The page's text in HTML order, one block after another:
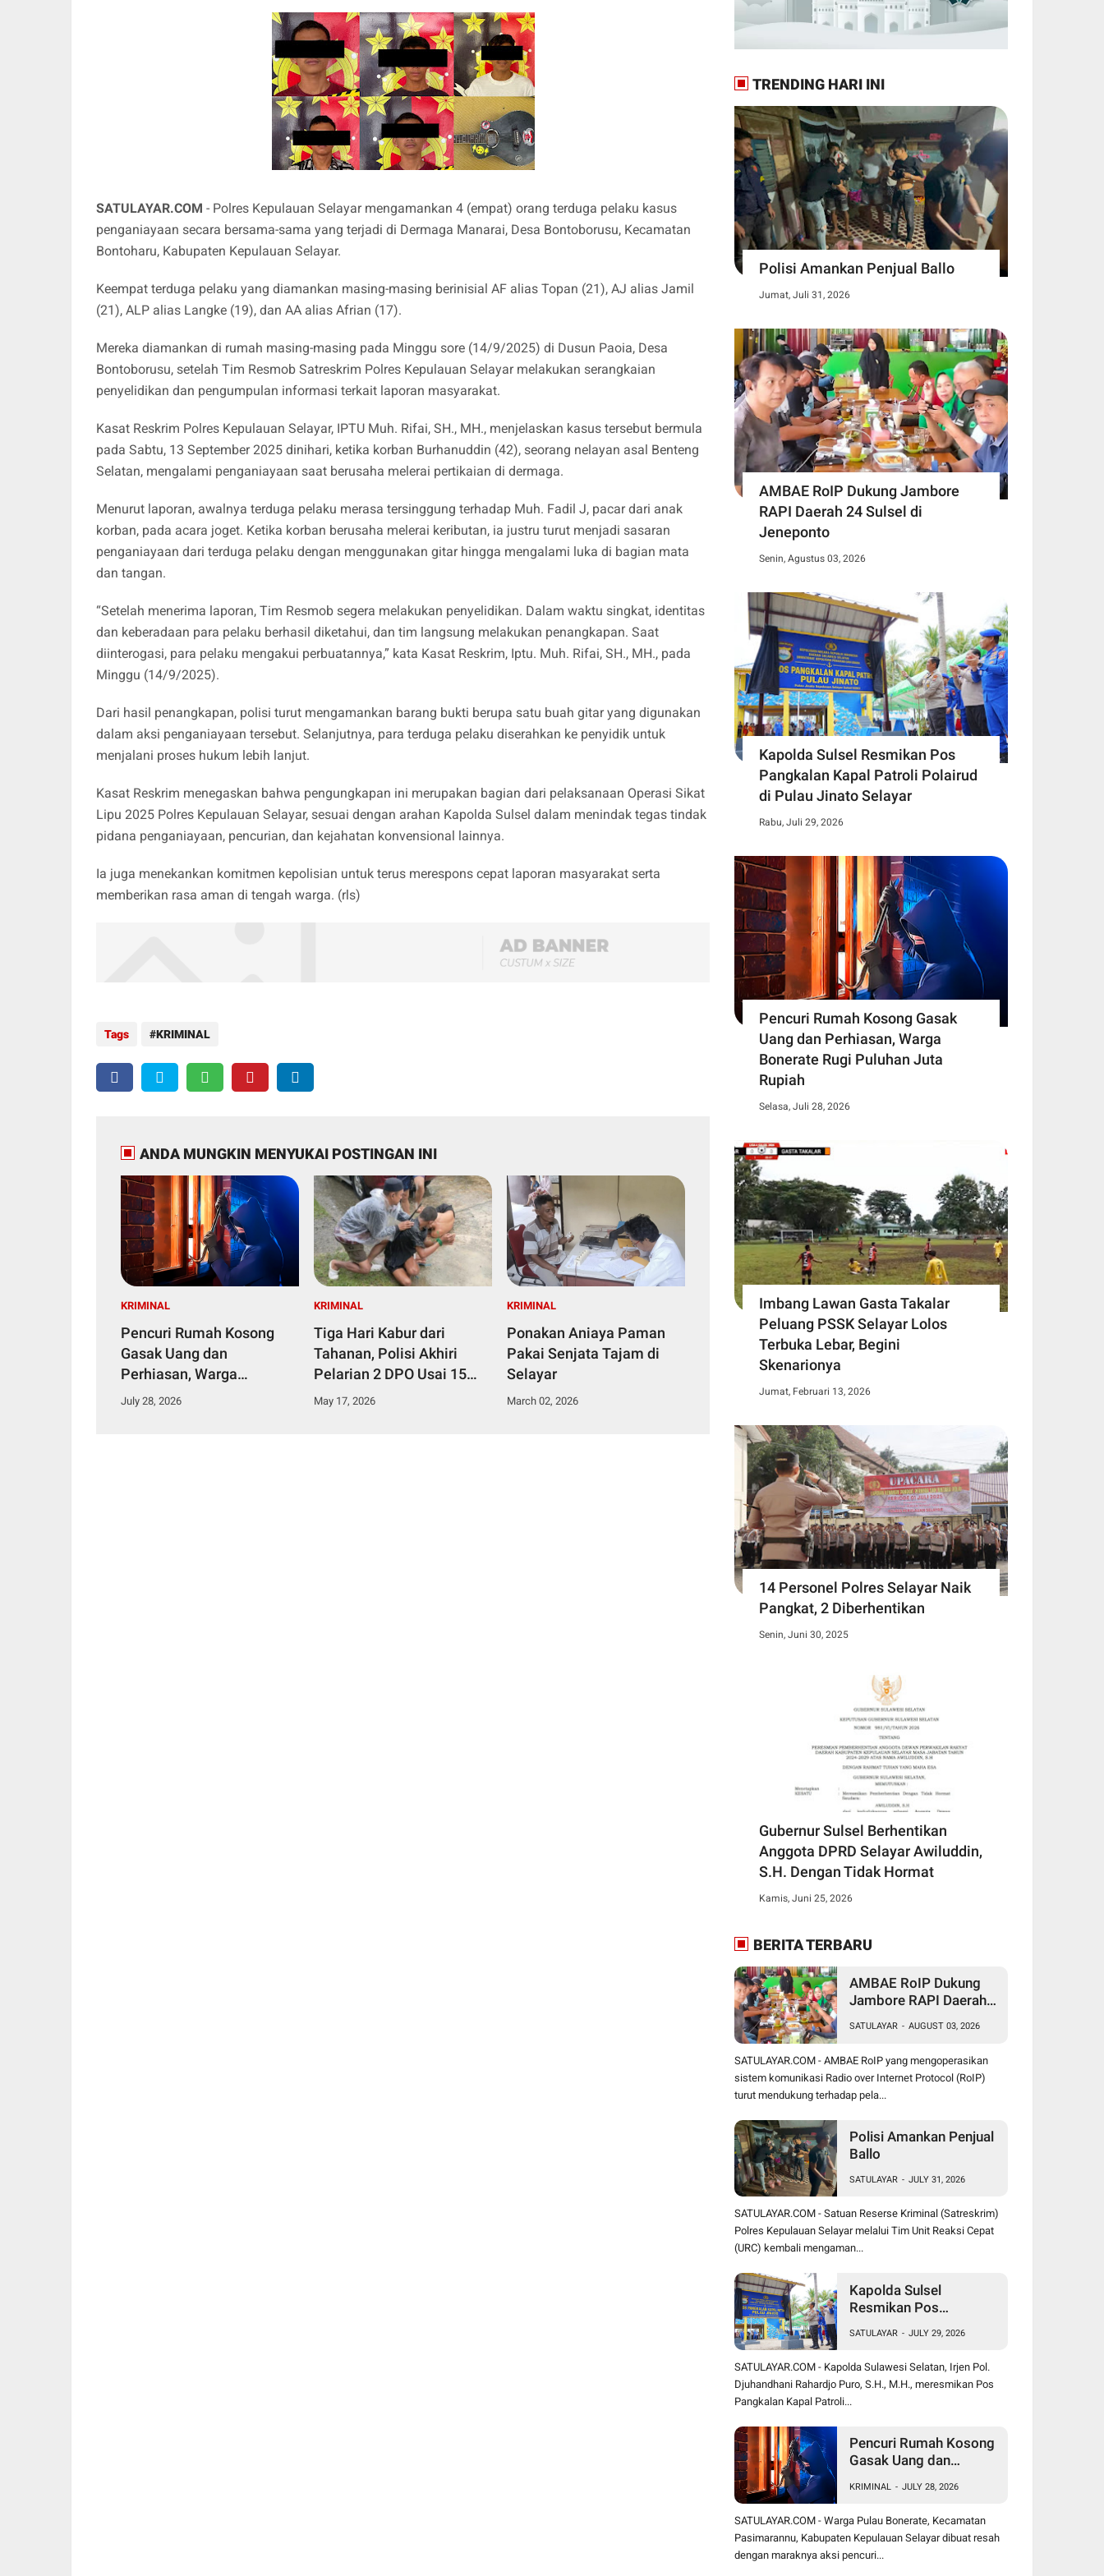
SATULAYAR.COM - Polres Kepulauan Selayar mengamankan 4 (empat) orang terduga pelaku kasus
penganiayaan secara bersama-sama yang terjadi di Dermaga Manarai, Desa Bontoborusu, Kecamatan
Bontoharu, Kabupaten Kepulauan Selayar.
Keempat terduga pelaku yang diamankan masing-masing berinisial AF alias Topan (21), AJ alias Jamil
(21), ALP alias Langke (19), dan AA alias Afrian (17).
Mereka diamankan di rumah masing-masing pada Minggu sore (14/9/2025) di Dusun Paoia, Desa
Bontoborusu, setelah Tim Resmob Satreskrim Polres Kepulauan Selayar melakukan serangkaian
penyelidikan dan pengumpulan informasi terkait laporan masyarakat.
Kasat Reskrim Polres Kepulauan Selayar, IPTU Muh. Rifai, SH., MH., menjelaskan kasus tersebut bermula
pada Sabtu, 13 September 2025 dinihari, ketika korban Burhanuddin (42), seorang nelayan asal Benteng
Selatan, mengalami penganiayaan saat berusaha melerai pertikaian di dermaga.
Menurut laporan, awalnya terduga pelaku merasa tersinggung terhadap Muh. Fadil J, pacar dari anak
korban, pada acara joget. Ketika korban berusaha melerai keributan, ia justru turut menjadi sasaran
penganiayaan dari terduga pelaku dengan menggunakan gitar hingga mengalami luka di bagian mata
dan tangan.
“Setelah menerima laporan, Tim Resmob segera melakukan penyelidikan. Dalam waktu singkat, identitas
dan keberadaan para pelaku berhasil diketahui, dan tim langsung melakukan penangkapan. Saat
diinterogasi, para pelaku mengakui perbuatannya,” kata Kasat Reskrim, Iptu. Muh. Rifai, SH., MH., pada
Minggu (14/9/2025).
Dari hasil penangkapan, polisi turut mengamankan barang bukti berupa satu buah gitar yang digunakan
dalam aksi penganiayaan tersebut. Selanjutnya, para terduga pelaku diserahkan ke penyidik untuk
menjalani proses hukum lebih lanjut.
Kasat Reskrim menegaskan bahwa pengungkapan ini merupakan bagian dari pelaksanaan Operasi Sikat
Lipu 2025 Polres Kepulauan Selayar, sesuai dengan arahan Kapolda Sulsel dalam menindak tegas tindak
pidana penganiayaan, pencurian, dan kejahatan konvensional lainnya.
Ia juga menekankan komitmen kepolisian untuk terus merespons cepat laporan masyarakat serta
memberikan rasa aman di tengah warga. (rls)
Tags KRIMINAL
ANDA MUNGKIN MENYUKAI POSTINGAN INI
KRIMINAL
Pencuri Rumah Kosong
Gasak Uang dan
Perhiasan, Warga
Bonerate Rugi Puluhan
July 28, 2026
KRIMINAL
Tiga Hari Kabur dari
Tahanan, Polisi Akhiri
Pelarian 2 DPO Usai 15
Jam Kepung Area
May 17, 2026
KRIMINAL
Ponakan Aniaya Paman
Pakai Senjata Tajam di
Selayar
March 02, 2026
TRENDING HARI INI
Polisi Amankan Penjual Ballo
Jumat, Juli 31, 2026
AMBAE RoIP Dukung Jambore
RAPI Daerah 24 Sulsel di
Jeneponto
Senin, Agustus 03, 2026
Kapolda Sulsel Resmikan Pos
Pangkalan Kapal Patroli Polairud
di Pulau Jinato Selayar
Rabu, Juli 29, 2026
Pencuri Rumah Kosong Gasak
Uang dan Perhiasan, Warga
Bonerate Rugi Puluhan Juta
Rupiah
Selasa, Juli 28, 2026
Imbang Lawan Gasta Takalar
Peluang PSSK Selayar Lolos
Terbuka Lebar, Begini
Skenarionya
Jumat, Februari 13, 2026
14 Personel Polres Selayar Naik
Pangkat, 2 Diberhentikan
Senin, Juni 30, 2025
Gubernur Sulsel Berhentikan
Anggota DPRD Selayar Awiluddin,
S.H. Dengan Tidak Hormat
Kamis, Juni 25, 2026
BERITA TERBARU
AMBAE RoIP Dukung
Jambore RAPI Daerah
SATULAYAR - AUGUST 03, 2026
SATULAYAR.COM - AMBAE RoIP yang mengoperasikan
sistem komunikasi Radio over Internet Protocol (RoIP)
turut mendukung terhadap pela...
Polisi Amankan Penjual
Ballo
SATULAYAR - JULY 31, 2026
SATULAYAR.COM - Satuan Reserse Kriminal (Satreskrim)
Polres Kepulauan Selayar melalui Tim Unit Reaksi Cepat
(URC) kembali mengaman...
Kapolda Sulsel
Resmikan Pos
Polairud di Pulau Jinato
Selayar
SATULAYAR - JULY 29, 2026
SATULAYAR.COM - Kapolda Sulawesi Selatan, Irjen Pol.
Djuhandhani Rahardjo Puro, S.H., M.H., meresmikan Pos
Pangkalan Kapal Patroli...
Pencuri Rumah Kosong
Gasak Uang dan
Bonerate Rugi Puluhan
Juta Rupiah
KRIMINAL - JULY 28, 2026
SATULAYAR.COM - Warga Pulau Bonerate, Kecamatan
Pasimarannu, Kabupaten Kepulauan Selayar dibuat resah
dengan maraknya aksi pencuri...